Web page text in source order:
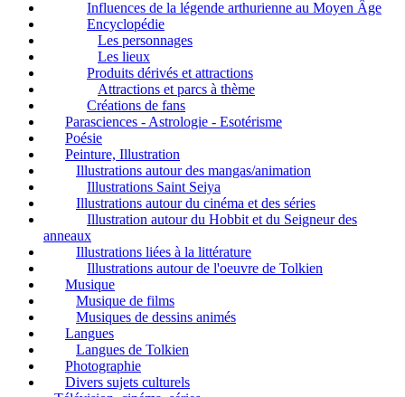
Influences de la légende arthurienne au Moyen Âge
Encyclopédie
Les personnages
Les lieux
Produits dérivés et attractions
Attractions et parcs à thème
Créations de fans
Parasciences - Astrologie - Esotérisme
Poésie
Peinture, Illustration
Illustrations autour des mangas/animation
Illustrations Saint Seiya
Illustrations autour du cinéma et des séries
Illustration autour du Hobbit et du Seigneur des
anneaux
Illustrations liées à la littérature
Illustrations autour de l'oeuvre de Tolkien
Musique
Musique de films
Musiques de dessins animés
Langues
Langues de Tolkien
Photographie
Divers sujets culturels